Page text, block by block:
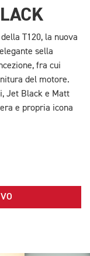
T120, la nuova
sella
fra cui
del motore.
Jet Black e Matt
e propria icona